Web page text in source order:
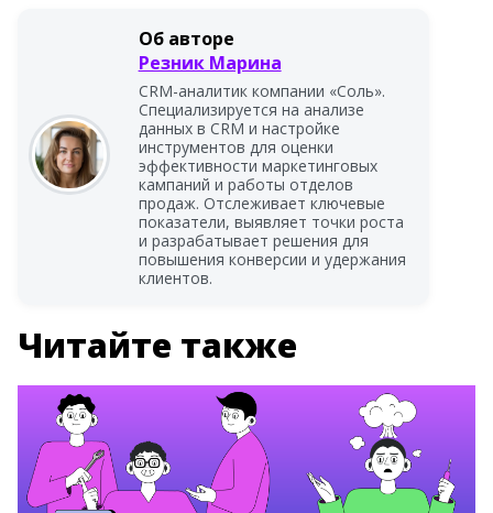
Об авторе
Резник Марина
CRM-аналитик компании «Соль».
Специализируется на анализе
данных в CRM и настройке
инструментов для оценки
эффективности маркетинговых
кампаний и работы отделов
продаж. Отслеживает ключевые
показатели, выявляет точки роста
и разрабатывает решения для
повышения конверсии и удержания
клиентов.
Читайте также